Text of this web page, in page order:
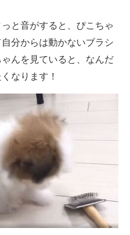
と音がすると、ぴこちゃ
分からは動かないブラシ
んを見ていると、なんだ
なります！